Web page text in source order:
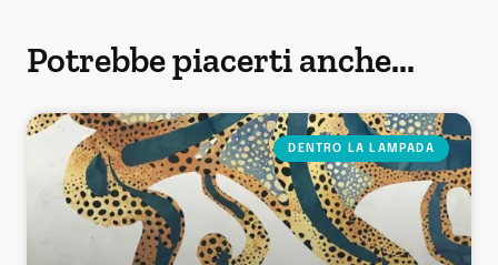
Potrebbe piacerti anche...
DENTRO LA LAMPADA